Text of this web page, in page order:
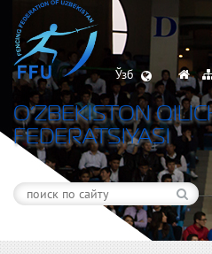
Ўзб
O’ZBEKISTON
FEDERATSIYASI